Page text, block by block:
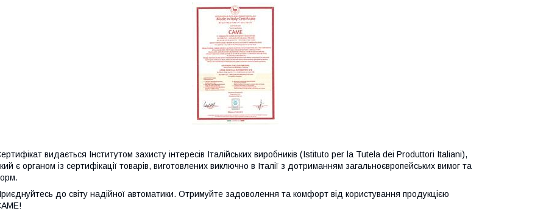
видається Інститутом захисту інтересів Італійських виробників (Istituto per la Tutela dei Produttori Italiani),
є органом із сертифікації товарів, виготовлених виключно в Італії з дотриманням загальноєвропейських вимог та
до світу надійної автоматики. Отримуйте задоволення та комфорт від користування продукцією